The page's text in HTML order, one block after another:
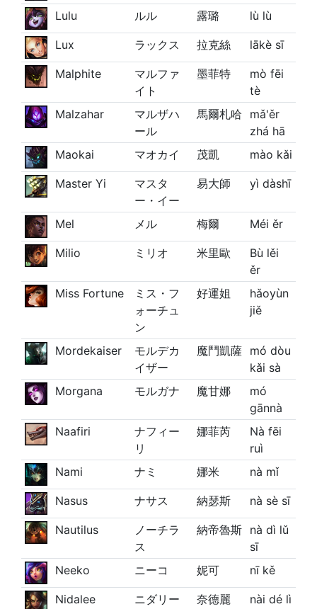
Lulu ルル 露璐 lù lù
Lux ラックス 拉克絲 lākè sī
Malphite
マルファ
イト
墨菲特
mò fēi
tè
Malzahar
マルザハ
ール
馬爾札哈
mǎ'ěr
zhá hā
Maokai
マオカイ 茂凱 mào kǎi
Master Yi
マスタ
ー・イー
易大師 yì dàshī
Mel メル 梅爾 Méi ěr
Milio ミリオ 米里歐
Bù lěi
ěr
Miss Fortune
ミス・フ
ォーチュ
ン
好運姐
hǎoyùn
jiě
Mordekaiser
モルデカ
イザー
魔鬥凱薩
mó dòu
kǎi sà
Morgana
モルガナ 魔甘娜
mó
gānnà
Naafiri
ナフィー
リ
娜菲芮
Nà fēi
ruì
Nami
ナミ 娜米 nà mǐ
Nasus ナサス 納瑟斯 nà sè sī
Nautilus
ノーチラ
ス
納帝魯斯
nà dì lǔ
sī
Neeko
ニーコ 妮可 nī kě
Nidalee ニダリー 奈德麗 nài dé lì